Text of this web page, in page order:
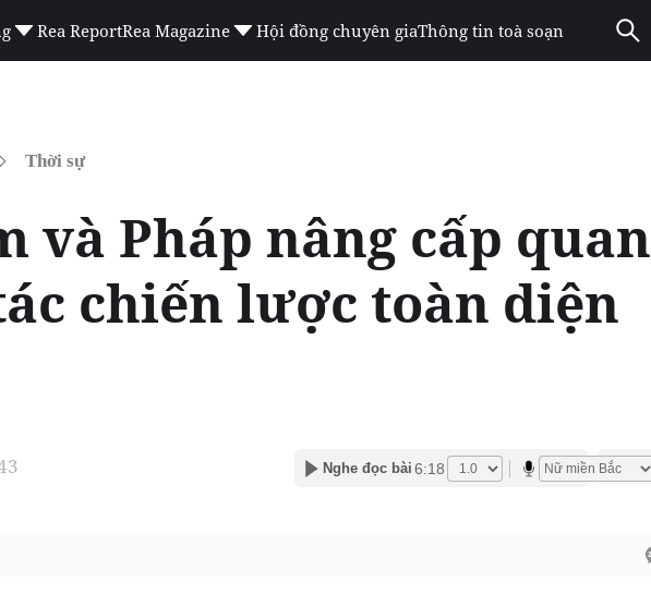
Rea ReportRea Magazine Hội đồng chuyên giaThông tin toà soạn
Thời sự
và Pháp nâng cấp
chiến lược toàn diện
Nghe đọc bài 6:18